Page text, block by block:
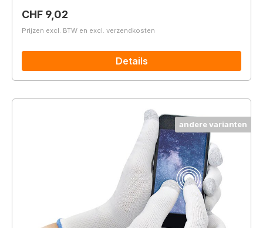
Normale prijs:
CHF 9,02
Prijzen excl. BTW en excl. verzendkosten
Details
andere varianten